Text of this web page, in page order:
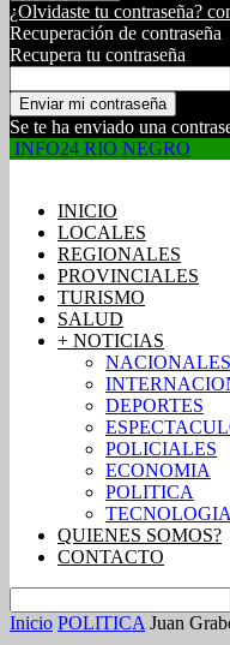
¿Olvidaste tu contraseña?
Recuperación de contraseña
Recupera tu contraseña
Se te ha enviado una
INFO24 RIO NEGRO
INICIO
LOCALES
REGIONALES
PROVINCIALES
TURISMO
SALUD
+ NOTICIAS
NACIONALES
DEPORTES
POLICIALES
ECONOMIA
POLITICA
TECNOLOGIA
QUIENES SOMOS?
CONTACTO
Inicio POLITICA Juan